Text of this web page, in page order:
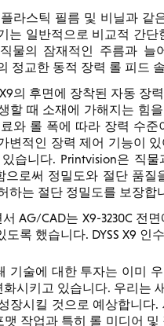
라스틱 필름 및 비닐과 같
는 일반적으로 비교적 간
물의 잠재적인 주름과 늘
정교한 동적 장력 롤 피드
X9의 후면에 장착된 자동 장
할 때 소재에 가해지는 힘
와 롤 폭에 따라 장력 수
변적인 장력 제어 기능이
습니다. Printvision은 직
으로써 정밀도와 절단 품
하는 절단 정밀도를 보장합
AG/CAD는 X9-3230C 전
록 했습니다. DYSS X9 인
기술에 대한 투자는 이미
시키고 있습니다. 우리는
장시킬 것으로 예상합니다
작업과 특히 롤 미디어 및